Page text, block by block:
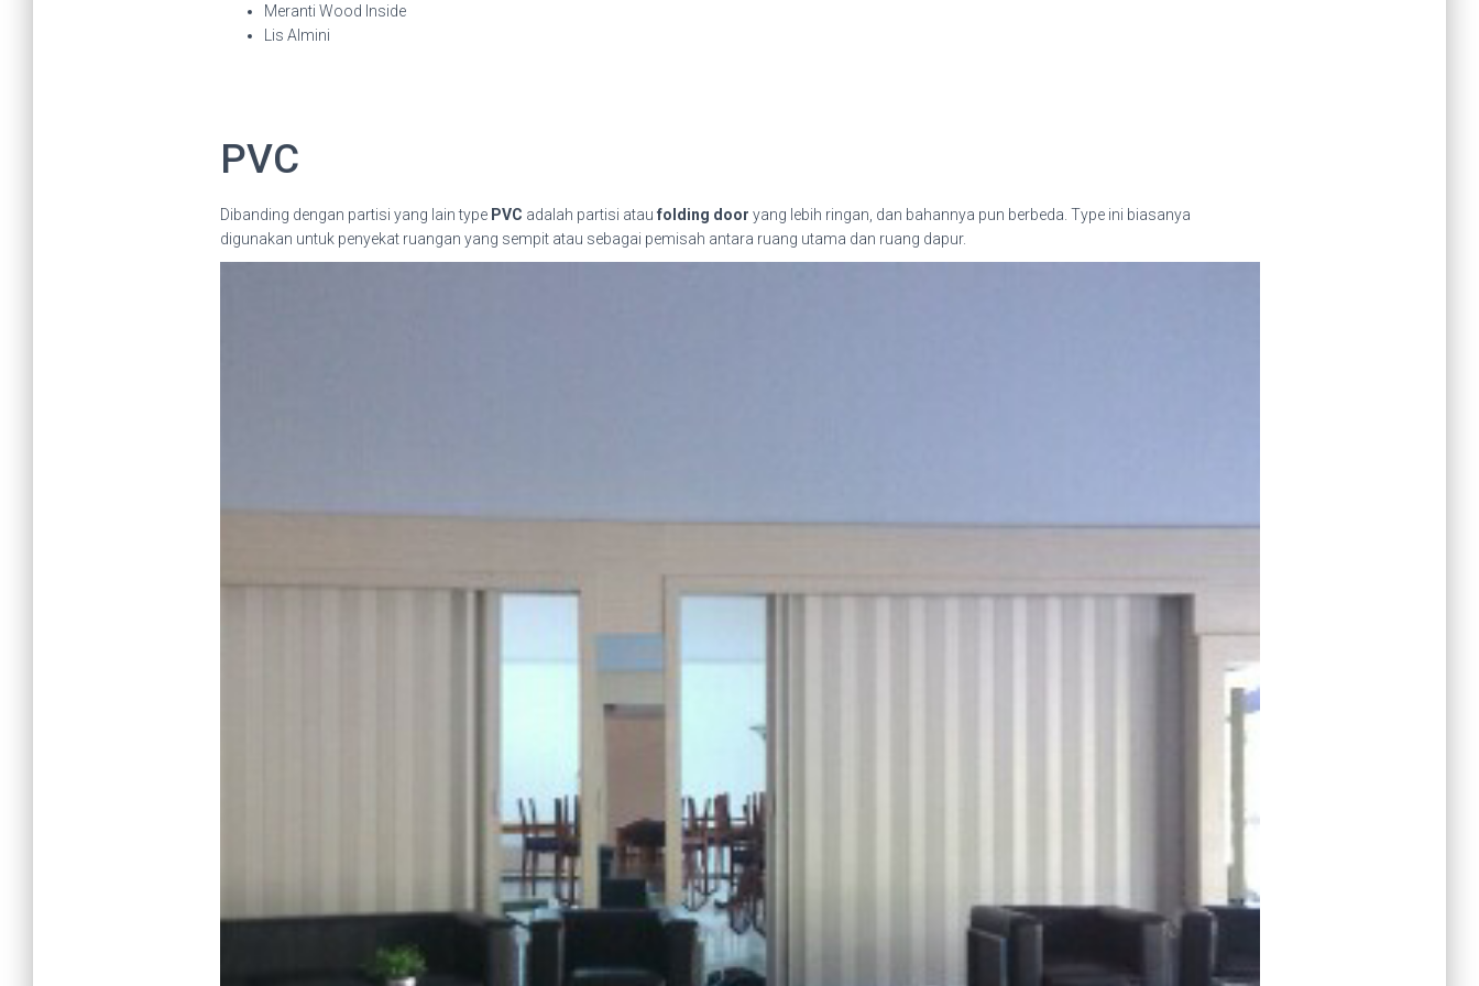
Meranti Wood Inside
Lis Almini
PVC
Dibanding dengan partisi yang lain type PVC adalah partisi atau folding door yang lebih ringan, dan bahannya pun berbeda. Type ini biasanya
digunakan untuk penyekat ruangan yang sempit atau sebagai pemisah antara ruang utama dan ruang dapur.